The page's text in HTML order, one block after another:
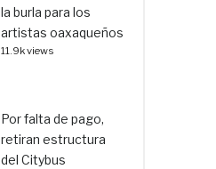
la burla para los
artistas oaxaqueños
11.9k views
Por falta de pago,
retiran estructura
del Citybus